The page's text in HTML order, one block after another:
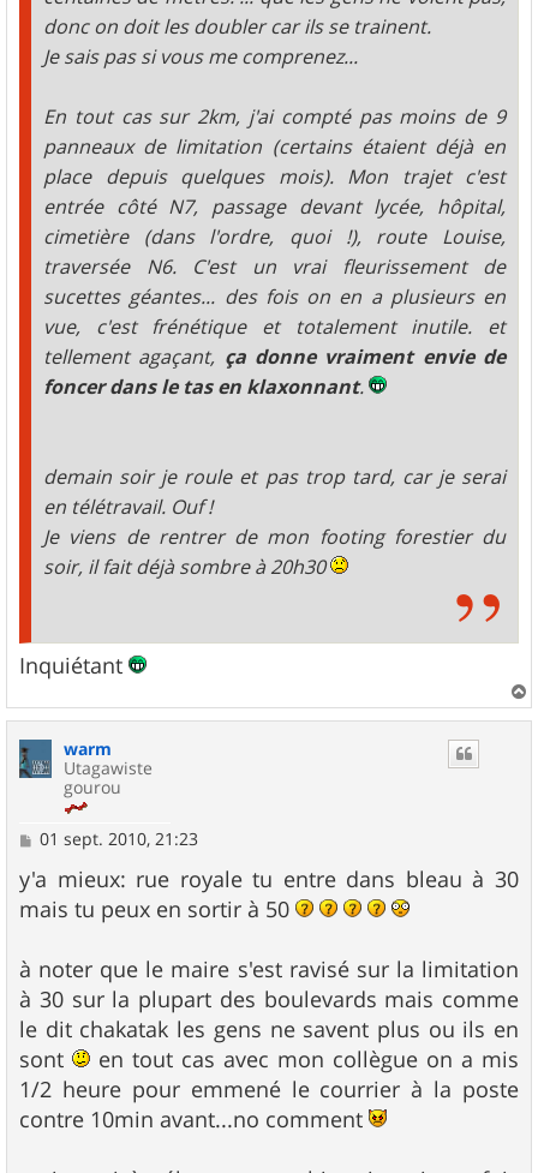
donc on doit les doubler car ils se trainent.
Je sais pas si vous me comprenez...
En tout cas sur 2km, j'ai compté pas moins de 9
panneaux de limitation (certains étaient déjà en
place depuis quelques mois). Mon trajet c'est
entrée côté N7, passage devant lycée, hôpital,
cimetière (dans l'ordre, quoi !), route Louise,
traversée N6. C'est un vrai fleurissement de
sucettes géantes... des fois on en a plusieurs en
vue, c'est frénétique et totalement inutile. et
tellement agaçant, ça donne vraiment envie de
foncer dans le tas en klaxonnant.
demain soir je roule et pas trop tard, car je serai
en télétravail. Ouf !
Je viens de rentrer de mon footing forestier du
soir, il fait déjà sombre à 20h30
Inquiétant
a
warm
Utagawiste
gourou
M
s
s
a
01 sept. 2010, 21:23
y'a mieux: rue royale tu entre dans bleau à 30
mais tu peux en sortir à 50
à noter que le maire s'est ravisé sur la limitation
à 30 sur la plupart des boulevards mais comme
le dit chakatak les gens ne savent plus ou ils en
sont
en tout cas avec mon collègue on a mis
1/2 heure pour emmené le courrier à la poste
contre 10min avant...no comment